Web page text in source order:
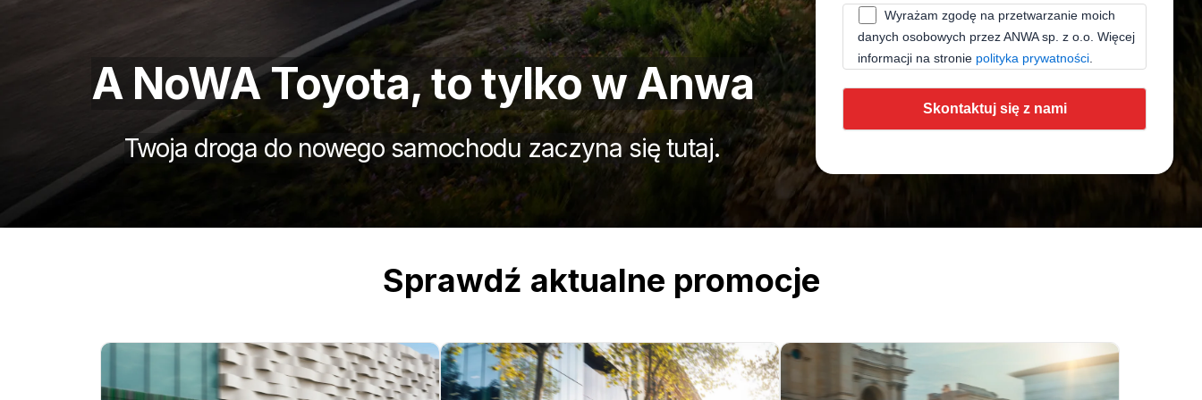
A NoWA Toyota, to tylko w Anwa
Twoja droga do nowego samochodu zaczyna się tutaj.
Wyrażam zgodę na przetwarzanie moich
danych osobowych przez ANWA sp. z o.o. Więcej
informacji na stronie polityka prywatności
Skontaktuj się z nami
Sprawdź aktualne promocje